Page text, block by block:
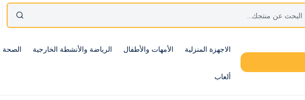
الاجهزة المنزلية الأمهات والأطفال الرياضة والأنشطة الخارجية الصحة
ألعاب